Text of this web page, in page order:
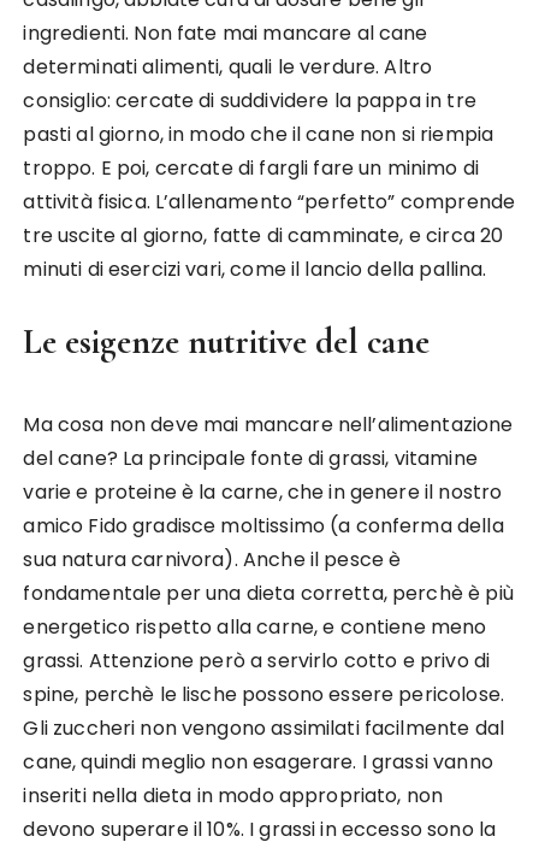
ingredienti. Non fate mai mancare al cane
determinati alimenti, quali le verdure. Altro
consiglio: cercate di suddividere la pappa in tre
pasti al giorno, in modo che il cane non si riempia
troppo. E poi, cercate di fargli fare un minimo di
attività fisica. L’allenamento “perfetto” comprende
tre uscite al giorno, fatte di camminate, e circa 20
minuti di esercizi vari, come il lancio della pallina.
Le esigenze nutritive del cane
Ma cosa non deve mai mancare nell’alimentazione
del cane? La principale fonte di grassi, vitamine
varie e proteine è la carne, che in genere il nostro
amico Fido gradisce moltissimo (a conferma della
sua natura carnivora). Anche il pesce è
fondamentale per una dieta corretta, perchè è più
energetico rispetto alla carne, e contiene meno
grassi. Attenzione però a servirlo cotto e privo di
spine, perchè le lische possono essere pericolose.
Gli zuccheri non vengono assimilati facilmente dal
cane, quindi meglio non esagerare. I grassi vanno
inseriti nella dieta in modo appropriato, non
devono superare il 10%. I grassi in eccesso sono la